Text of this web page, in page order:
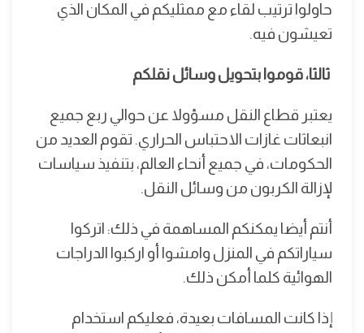
حاولوا ترتيب لقاء مع ممثليكم في المكان الذي
تعيشون فيه.
ثالثا، قوموا بتحويل وسائل نقلكم
يعتبر قطاع النقل مسؤولا عن حوالي ربع جميع
انبعاثات غازات الاحتباس الحراري. تقوم العديد من
الحكومات، في جميع أنحاء العالم، بتنفيذ سياسات
لإزالة الكربون من وسائل النقل.
أنتم أيضا يمكنكم المساهمة في ذلك: اتركوا
سياراتكم في المنزل وامشوا أو اركبوا الدراجات
الهوائية كلما أمكن ذلك.
إذا كانت المسافات بعيدة، فعليكم استخدام